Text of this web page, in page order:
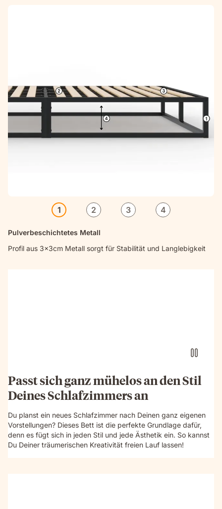
1 2 3 4
Pulverbeschichtetes Metall
Profil aus 3x3cm Metall sorgt für Stabilität und Langlebigkeit
Passt sich ganz mühelos an den Stil
Deines Schlafzimmers an
Du planst ein neues Schlafzimmer nach Deinen ganz eigenen
Vorstellungen? Dieses Bett ist die perfekte Grundlage dafür,
denn es fügt sich in jeden Stil und jede Ästhetik ein. So kannst
Du Deiner träumerischen Kreativität freien Lauf lassen!